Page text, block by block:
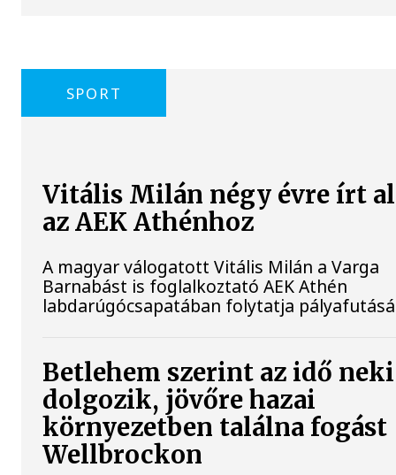
SPORT
Vitális Milán négy évre írt
az AEK Athénhoz
A magyar válogatott Vitális Milán a Varga
Barnabást is foglalkoztató AEK Athén
labdarúgócsapatában folytatja
Betlehem szerint az idő neki
dolgozik, jövőre hazai
környezetben találna fogást
Wellbrockon